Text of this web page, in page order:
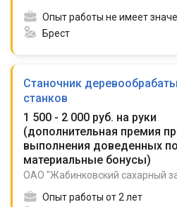
Опыт работы не имеет
Брест
Станочник
станков
1 500 - 2 000 руб. на руки
(дополнительная премия
выполнения доведенных
материальные бонусы)
ОАО "Жабинковский сахарный
Опыт работы от 2 лет